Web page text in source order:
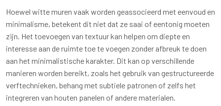
Hoewel witte muren vaak worden geassocieerd met eenvoud en
minimalisme, betekent dit niet dat ze saai of eentonig moeten
zijn. Het toevoegen van textuur kan helpen om diepte en
interesse aan de ruimte toe te voegen zonder afbreuk te doen
aan het minimalistische karakter. Dit kan op verschillende
manieren worden bereikt, zoals het gebruik van gestructureerde
verftechnieken, behang met subtiele patronen of zelfs het
integreren van houten panelen of andere materialen.